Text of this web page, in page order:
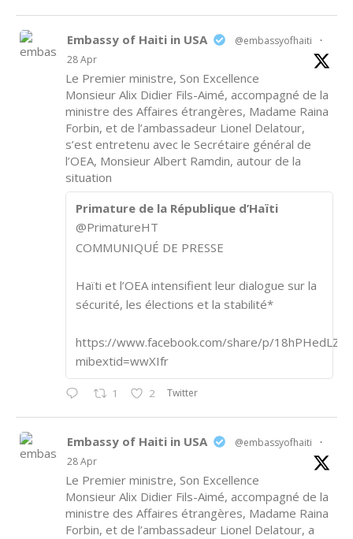
Embassy of Haiti in USA @embassyofhaiti
·
28 Apr
Le Premier ministre, Son Excellence
Monsieur Alix Didier Fils-Aimé, accompagné de la
ministre des Affaires étrangères, Madame Raina
Forbin, et de l’ambassadeur Lionel Delatour,
s’est entretenu avec le Secrétaire général de
l’OEA, Monsieur Albert Ramdin, autour de la
situation
Primature de la République d’Haïti
@PrimatureHT
COMMUNIQUÉ DE PRESSE
Haïti et l’OEA intensifient leur dialogue sur la
sécurité, les élections et la stabilité*
https://www.facebook.com/share/p/18hPHedLZA/
mibextid=wwXIfr
1 2 Twitter
Embassy of Haiti in USA @embassyofhaiti
·
28 Apr
Le Premier ministre, Son Excellence
Monsieur Alix Didier Fils-Aimé, accompagné de la
ministre des Affaires étrangères, Madame Raina
Forbin, et de l’ambassadeur Lionel Delatour, a